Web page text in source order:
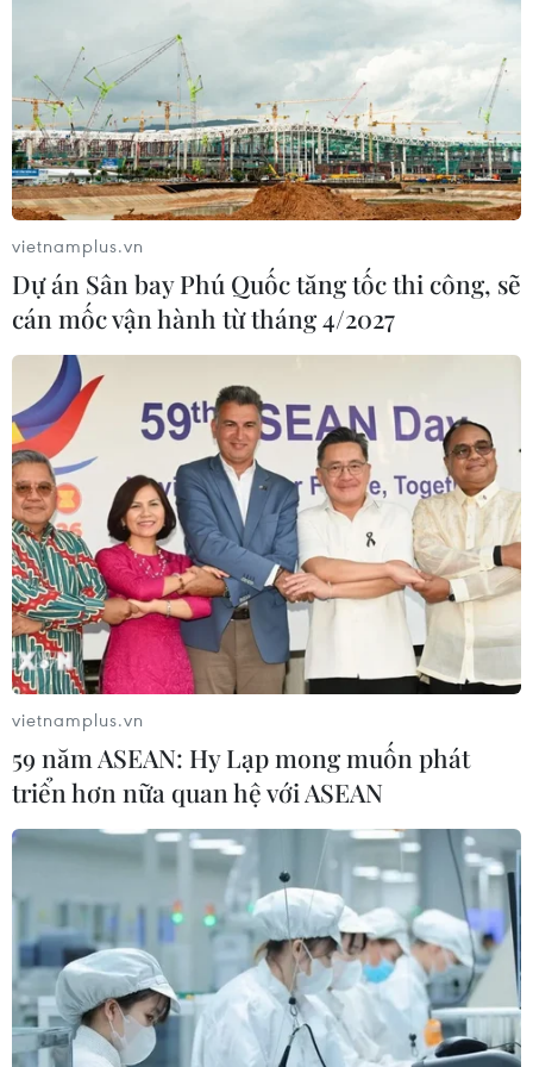
Trung Quốc, cảnh báo mưa lớn trên
diện rộng
06/08/2026 08:36
Xem thêm
CƠ QUAN CHỦ QUẢN: THÔNG TẤN XÃ VIỆT NAM
Tổng Biên tập: TRẦN TIẾN DUẨN
Phó Tổng Biên tập: NGUYỄN THỊ TÁM, KHÚC THANH
THỦY
Sở hữu trí tuệ
Quy định sử dụng
RSS
Hỗ trợ
Ngôn ngữ
TTXVN
Dịch vụ tin
Quảng cáo
Giấy phép số: 1374/GP-BTTTT do Bộ Thông tin và Truyền thông
Quảng cáo: Phó TBT Nguyễn Thị Tám: 093.5958688, Email:
tamvna@gmail.com
Điện thoại: (024) 39411349 - (024) 39411348, Fax: (024)
39411348
Email:vietnamplus2008@gmail.com
vietnamplus.vn
Dự án Sân bay Phú Quốc tăng tốc thi công, sẽ
cán mốc vận hành từ tháng 4/2027
vietnamplus.vn
59 năm ASEAN: Hy Lạp mong muốn phát
triển hơn nữa quan hệ với ASEAN